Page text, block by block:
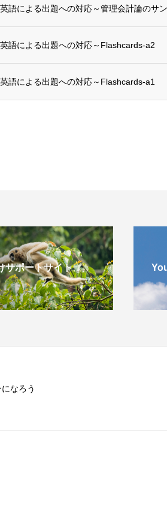
英語による出題への対応～管理会計論のサ
英語による出題への対応～Flashcards-a2
語による出題への対応～Flashcards-a1
サポートサイト
なろう